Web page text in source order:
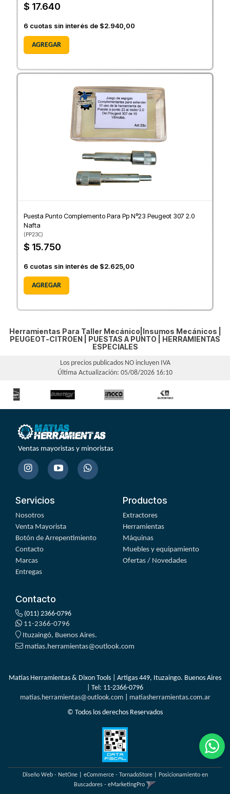
$ 17.640
6 cuotas sin interés de $2.940,00
AGREGAR
Puesta Punto Complemento Para Pp Nº23 Peugeot 307 2.0
Nafta
(PP23C)
$ 15.750
6 cuotas sin interés de $2.625,00
AGREGAR
Herramientas Para Taller Mecánico|Insumos Mecánicos |
PEUGEOT-CITROEN
PUESTAS A PUNTO
HERRAMIENTAS
ESPECIALES
Los precios publicados NO incluyen IVA
Última Actualización: 05/08/2026 16:10
Ventas mayoristas y minoristas
Servicios
Nosotros
Venta Mayorista
Botón de Arrepentimiento
Contacto
Marcas
Entregas
Productos
Extractores
Herramientas
Máquinas
Muebles y equipamiento
Ofertas / Novedades
Contacto
(011) 2366-0796
11-2366-0796
Ituzaingó, Buenos Aires.
matias.herramientas@outlook.com
Matías Herramientas & Dixon Tools | Artigas 449, Ituzaingo. Buenos Aires
| Tel: 11-2366-0796
matias.herramientas@outlook.com| matiasherramientas.com.ar
© Todos los derechos Reservados
Diseño Web - NetOne| eCommerce - TornadoStore| Posicionamiento en
Buscadores - eMarketingPro